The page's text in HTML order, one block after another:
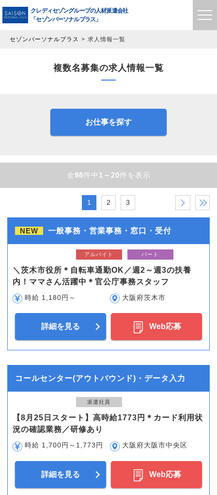
クレディセゾングループの人材派遣会社
「セゾンパーソナルプラス」
セゾンパーソナルプラス 求人情報一覧
複数名募集の求人情報一覧
お仕事を探す
全98件中 1～20件を表示
1 2 3 › »
NEW 一般事務・営業事務・窓口・受付
アルバイト パート
＼茨木市役所＊自転車通勤OK／週2～週3の扶養
内！ママさん活躍中＊官公庁事務スタッフ
時給 1,180円～ 大阪府茨木市
詳細を見る Web応募
コールセンター(アウトバウンド)・データ入力
派遣社員
【8月25日スタート】高時給1773円＊カード利用状
況の確認業務／研修あり
時給 1,700円～1,773円 大阪府大阪市中央区
詳細を見る Web応募